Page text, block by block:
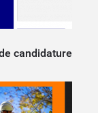
candidature